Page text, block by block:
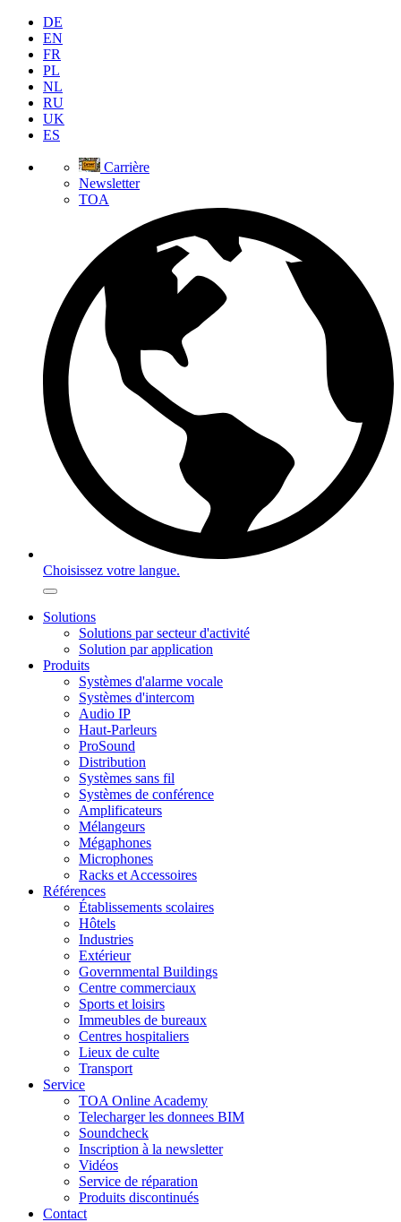
DE
EN
FR
PL
NL
RU
UK
ES
Carrière
Newsletter
TOA
Choisissez votre langue.
Solutions
Solutions par secteur d'activité
Solution par application
Produits
Systèmes d'alarme vocale
Systèmes d'intercom
Audio IP
Haut-Parleurs
ProSound
Distribution
Systèmes sans fil
Systèmes de conférence
Amplificateurs
Mélangeurs
Mégaphones
Microphones
Racks et Accessoires
Références
Établissements scolaires
Hôtels
Industries
Extérieur
Governmental Buildings
Centre commerciaux
Sports et loisirs
Immeubles de bureaux
Centres hospitaliers
Lieux de culte
Transport
Service
TOA Online Academy
Telecharger les donnees BIM
Soundcheck
Inscription à la newsletter
Vidéos
Service de réparation
Produits discontinués
Contact